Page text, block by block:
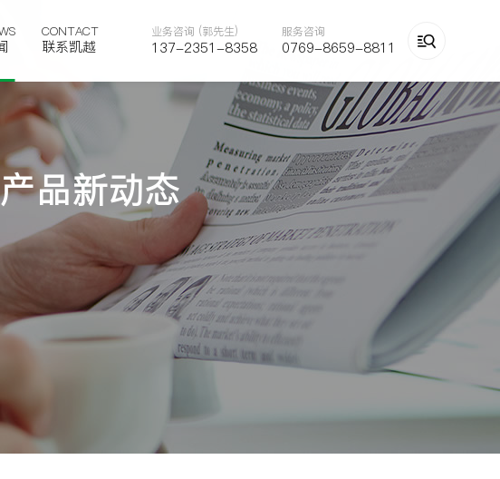
CONTACT
联系凯越
业务咨询 (郭先生)
137-2351-8358
服务咨询
0769-8659-8811 
品新动态